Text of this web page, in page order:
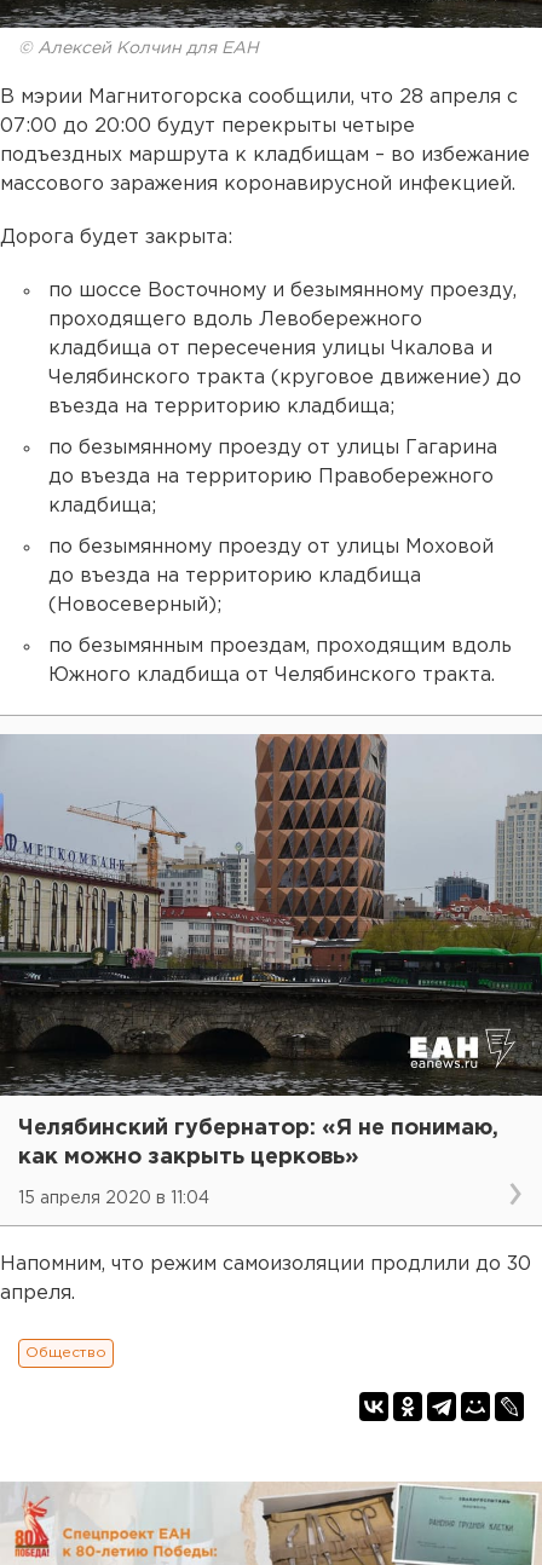
© Алексей Колчин для ЕАН
В мэрии Магнитогорска сообщили, что 28 апреля с
07:00 до 20:00 будут перекрыты четыре
подъездных маршрута к кладбищам – во избежание
массового заражения коронавирусной инфекцией.
Дорога будет закрыта:
по шоссе Восточному и безымянному проезду,
проходящего вдоль Левобережного
кладбища от пересечения улицы Чкалова и
Челябинского тракта (круговое движение) до
въезда на территорию кладбища;
по безымянному проезду от улицы Гагарина
до въезда на территорию Правобережного
кладбища;
по безымянному проезду от улицы Моховой
до въезда на территорию кладбища
(Новосеверный);
по безымянным проездам, проходящим вдоль
Южного кладбища от Челябинского тракта.
Челябинский губернатор: «Я не понимаю,
как можно закрыть церковь»
15 апреля 2020 в 11:04
Напомним, что режим самоизоляции продлили до 30
апреля.
Общество